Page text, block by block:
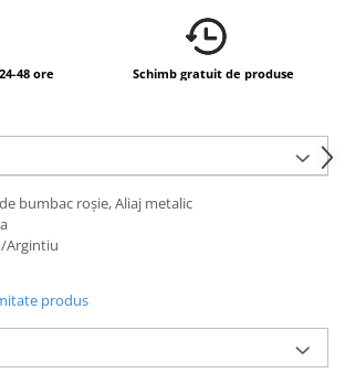
48 ore Schimb gratuit de produse
bumbac roșie, Aliaj metalic
Argintiu
produs